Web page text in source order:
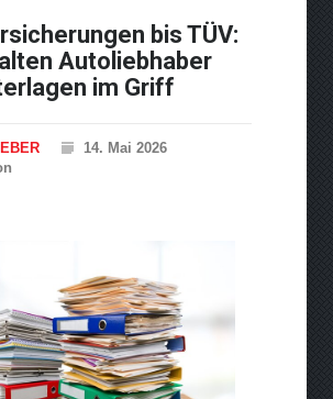
Turbolader-Technologiebis TÜV:
Autoliebhaber
im Griff
14. Mai 2026